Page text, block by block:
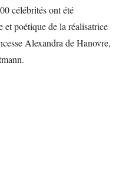
célébrités ont été
et poétique de la réalisatrice
Alexandra de Hanovre,